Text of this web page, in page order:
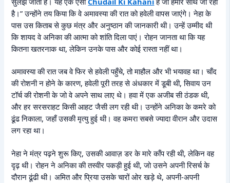
है।” उन्होंने तय किया कि वे अमावस्या की रात को हवेली वापस जाएंगे। नेहा के
पास उस किताब से कुछ मंत्र और अनुष्ठान की जानकारी थी। उन्हें उम्मीद थी
कि शायद वे अनिका की आत्मा को शांति दिला पाएं। रोहन जानता था कि यह
कितना खतरनाक था, लेकिन उनके पास और कोई रास्ता नहीं था।
अमावस्या की रात जब वे फिर से हवेली पहुँचे, तो माहौल और भी भयावह था। चाँद
की रोशनी न होने के कारण, हवेली पूरी तरह से अंधकार में डूबी थी, सिवाय उन
टॉर्च की रोशनी के जो वे अपने साथ लाए थे। हवा में एक अजीब सी ठंडक थी,
और हर सरसराहट किसी आहट जैसी लग रही थी। उन्होंने अनिका के कमरे को
ढूंढ निकाला, जहाँ उसकी मृत्यु हुई थी। वह कमरा सबसे ज्यादा वीरान और उदास
लग रहा था।
नेहा ने मंत्र पढ़ने शुरू किए, उसकी आवाज़ डर के मारे काँप रही थी, लेकिन वह
दृढ़ थी। रोहन ने अनिका की तस्वीर पकड़ी हुई थी, जो उसने अपनी रिसर्च के
दौरान ढूंढी थी। अमित और प्रिया उसके चारों ओर खड़े थे, अपनी-अपनी